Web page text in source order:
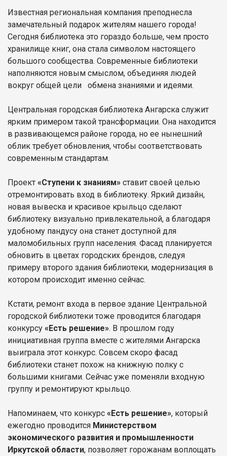
Известная региональная компания преподнесла
замечательный подарок жителям нашего города!
Сегодня библиотека это гораздо больше, чем просто
хранилище книг, она стала символом настоящего
большого сообщества. Современные библиотеки
наполняются новым смыслом, объединяя людей
вокруг общей цели обмена знаниями и идеями.
Центральная городская библиотека Ангарска служит
ярким примером такой трансформации. Она находится
в развивающемся районе города, но ее нынешний
облик требует обновления, чтобы соответствовать
современным стандартам.
Проект «Ступени к знаниям» ставит своей целью
отремонтировать вход в библиотеку. Яркий дизайн,
новая вывеска и красивое крыльцо сделают
библиотеку визуально привлекательной, а благодаря
удобному пандусу она станет доступной для
маломобильных групп населения. Фасад планируется
обновить в цветах городских брендов, следуя
примеру второго здания библиотеки, модернизация в
котором происходит именно сейчас.
Кстати, ремонт входа в первое здание Центральной
городской библиотеки тоже проводится благодаря
конкурсу «Есть решение». В прошлом году
инициативная группа вместе с жителями Ангарска
выиграла этот конкурс. Совсем скоро фасад
библиотеки станет похож на книжную полку с
большими книгами. Сейчас уже поменяли входную
группу и ремонтируют крыльцо.
Напоминаем, что конкурс «Есть решение», который
ежегодно проводится Министерством
экономического развития и промышленности
Иркутской области, позволяет горожанам воплощать